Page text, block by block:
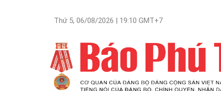
Thứ 5, 06/08/2026 | 19:10 GMT+7